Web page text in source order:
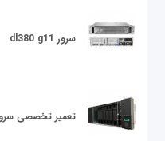
سرور dl380 g11
تعمیر تخصصی